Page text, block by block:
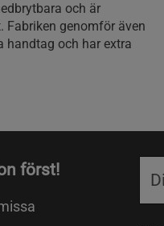
och är
genomför även
handtag och har extra
först!